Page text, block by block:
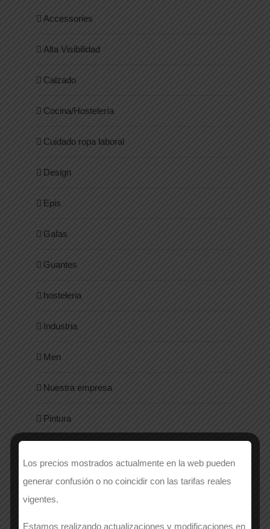
Accessories
Alta Visibilidad
Calzado
Cocina/Hostelería
Cuidado ropa laboral
Design
Epis
Gafas
Guantes
hosteleria
Industria
Men
Nuestra empresa
Pintura
Salud
Los precios mostrados actualmente en la web pueden
generar confusión o no coincidir con las tarifas reales
vigentes.
Estamos realizando actualizaciones y modificaciones en